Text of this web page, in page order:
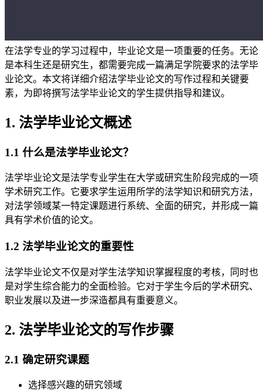
在法学专业的学习过程中，毕业论文是一项重要的任务。无论
是本科生还是研究生，都需要完成一篇满足学院要求的法学毕
业论文。本文将详细介绍法学毕业论文的写作过程和关键要
素，为即将撰写法学毕业论文的学生提供指导和建议。
1. 法学毕业论文概述
1.1 什么是法学毕业论文？
法学毕业论文是法学专业学生在大学或研究生阶段完成的一项
学术研究工作。它要求学生运用所学的法学知识和研究方法，
对法学领域某一特定课题进行系统、全面的研究，并形成一篇
具有学术价值的论文。
1.2 法学毕业论文的重要性
法学毕业论文不仅是对学生法学知识掌握程度的考核，同时也
是对学生综合能力的全面检验。它对于学生今后的学术研究、
职业发展以及进一步深造都具有重要意义。
2. 法学毕业论文的写作步骤
2.1 确定研究课题
选择感兴趣的研究领域